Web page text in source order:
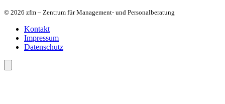
© 2026 zfm – Zentrum für Management- und Personalberatung
Kontakt
Impressum
Datenschutz